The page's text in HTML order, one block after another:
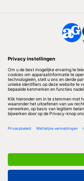
Volg ons
Redactionele partner
Algemene Voorwaarden &